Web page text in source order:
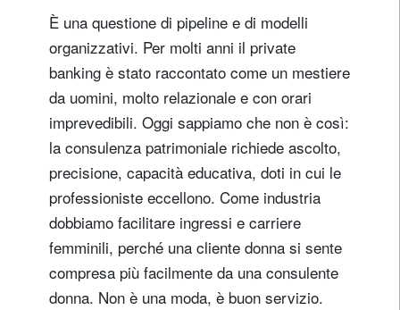
È una questione di pipeline e di modelli
organizzativi. Per molti anni il private
banking è stato raccontato come un mestiere
da uomini, molto relazionale e con orari
imprevedibili. Oggi sappiamo che non è così:
la consulenza patrimoniale richiede ascolto,
precisione, capacità educativa, doti in cui le
professioniste eccellono. Come industria
dobbiamo facilitare ingressi e carriere
femminili, perché una cliente donna si sente
compresa più facilmente da una consulente
donna. Non è una moda, è buon servizio.